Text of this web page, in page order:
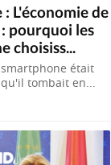
L'économie de
pourquoi les
choisiss...
était
tombait en...